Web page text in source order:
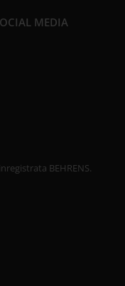
MEDIA
BEHRENS.